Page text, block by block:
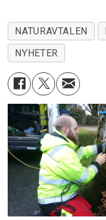
NATURAVTALEN
NYHETER